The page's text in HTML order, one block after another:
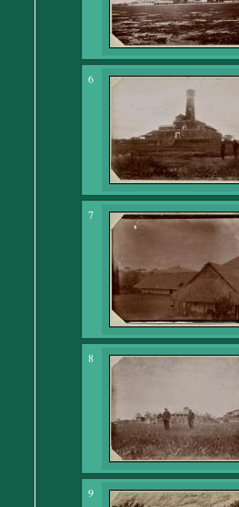
6
7
8
9